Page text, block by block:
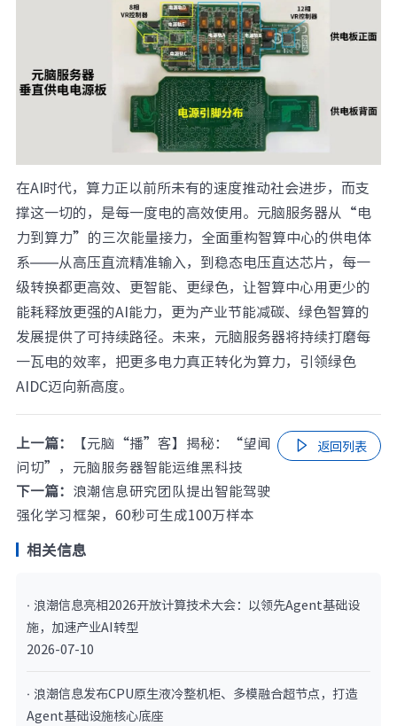
在AI时代，算力正以前所未有的速度推动社会进步，而支
撑这一切的，是每一度电的高效使用。元脑服务器从“电
力到算力”的三次能量接力，全面重构智算中心的供电体
系——从高压直流精准输入，到稳态电压直达芯片，每一
级转换都更高效、更智能、更绿色，让智算中心用更少的
能耗释放更强的AI能力，更为产业节能减碳、绿色智算的
发展提供了可持续路径。未来，元脑服务器将持续打磨每
一瓦电的效率，把更多电力真正转化为算力，引领绿色
AIDC迈向新高度。
上一篇：
【元脑“播”客】揭秘：“望闻
问切”，元脑服务器智能运维黑科技
下一篇： 浪潮信息研究团队提出智能驾驶
强化学习框架，60秒可生成100万样本
 返回列表
相关信息
· 浪潮信息亮相2026开放计算技术大会：以领先Agent基础设
施，加速产业AI转型
2026-07-10
· 浪潮信息发布CPU原生液冷整机柜、多模融合超节点，打造
Agent基础设施核心底座